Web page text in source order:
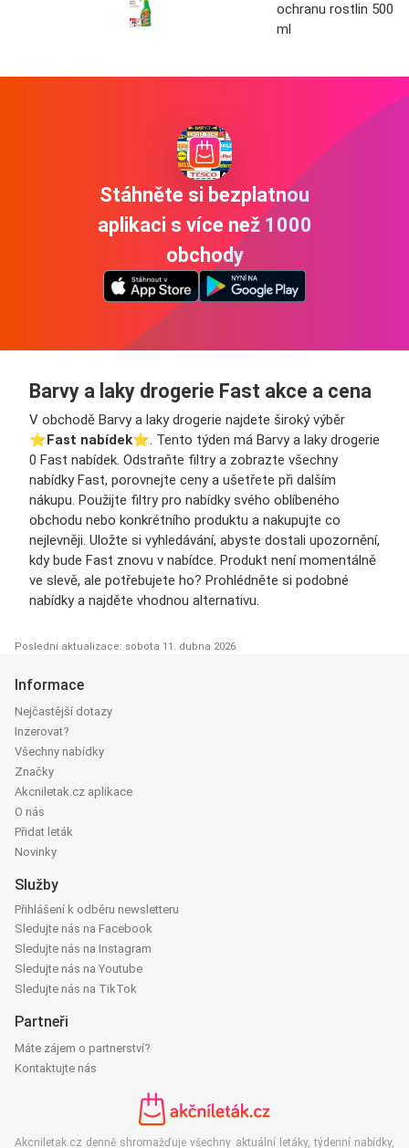
ochranu rostlin 500
ml
Stáhněte si bezplatnou
aplikaci s více než 1000
obchody
Barvy a laky drogerie Fast akce a cena
V obchodě Barvy a laky drogerie najdete široký výběr
⭐️Fast nabídek⭐️. Tento týden má Barvy a laky drogerie
0 Fast nabídek. Odstraňte filtry a zobrazte všechny
nabídky Fast, porovnejte ceny a ušetřete při dalším
nákupu. Použijte filtry pro nabídky svého oblíbeného
obchodu nebo konkrétního produktu a nakupujte co
nejlevněji. Uložte si vyhledávání, abyste dostali upozornění,
kdy bude Fast znovu v nabídce. Produkt není momentálně
ve slevě, ale potřebujete ho? Prohlédněte si podobné
nabídky a najděte vhodnou alternativu.
Poslední aktualizace: sobota 11. dubna 2026
Informace
Nejčastější dotazy
Inzerovat?
Všechny nabídky
Značky
Akcniletak.cz aplikace
O nás
Přidat leták
Novinky
Služby
Přihlášení k odběru newsletteru
Sledujte nás na Facebook
Sledujte nás na Instagram
Sledujte nás na Youtube
Sledujte nás na TikTok
Partneři
Máte zájem o partnerství?
Kontaktujte nás
Akcniletak.cz denně shromažďuje všechny aktuální letáky, týdenní nabídky,